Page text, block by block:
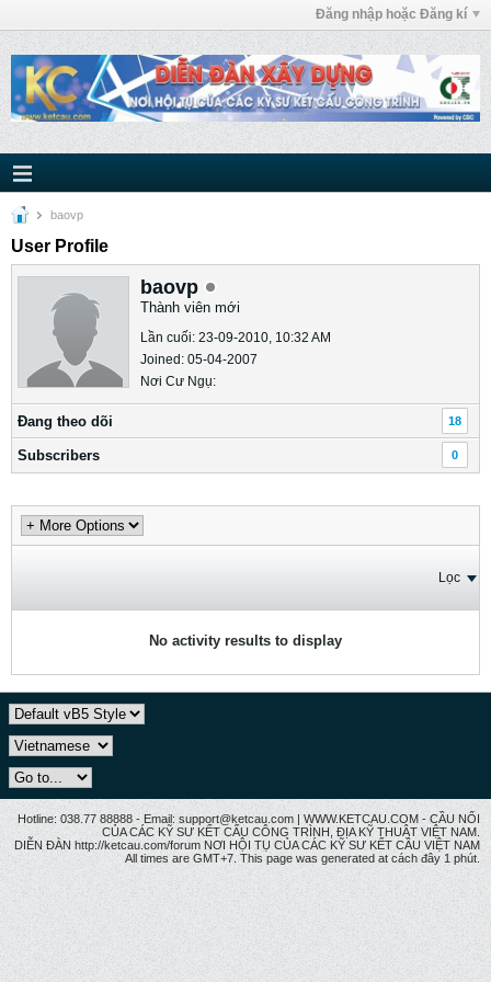
Đăng nhập hoặc Đăng kí
baovp
User Profile
baovp
Thành viên mới
Lần cuối: 23-09-2010, 10:32 AM
Joined: 05-04-2007
Nơi Cư Ngụ:
Ðang theo dõi 18
Subscribers 0
Lọc
No activity results to display
Hotline: 038.77 88888 - Email: support@ketcau.com | WWW.KETCAU.COM - CẦU NỐI
CỦA CÁC KỸ SƯ KẾT CẤU CÔNG TRÌNH, ĐỊA KỸ THUẬT VIỆT NAM.
DIỄN ĐÀN http://ketcau.com/forum NƠI HỘI TỤ CỦA CÁC KỸ SƯ KẾT CÂU VIỆT NAM
All times are GMT+7. This page was generated at cách đây 1 phút.